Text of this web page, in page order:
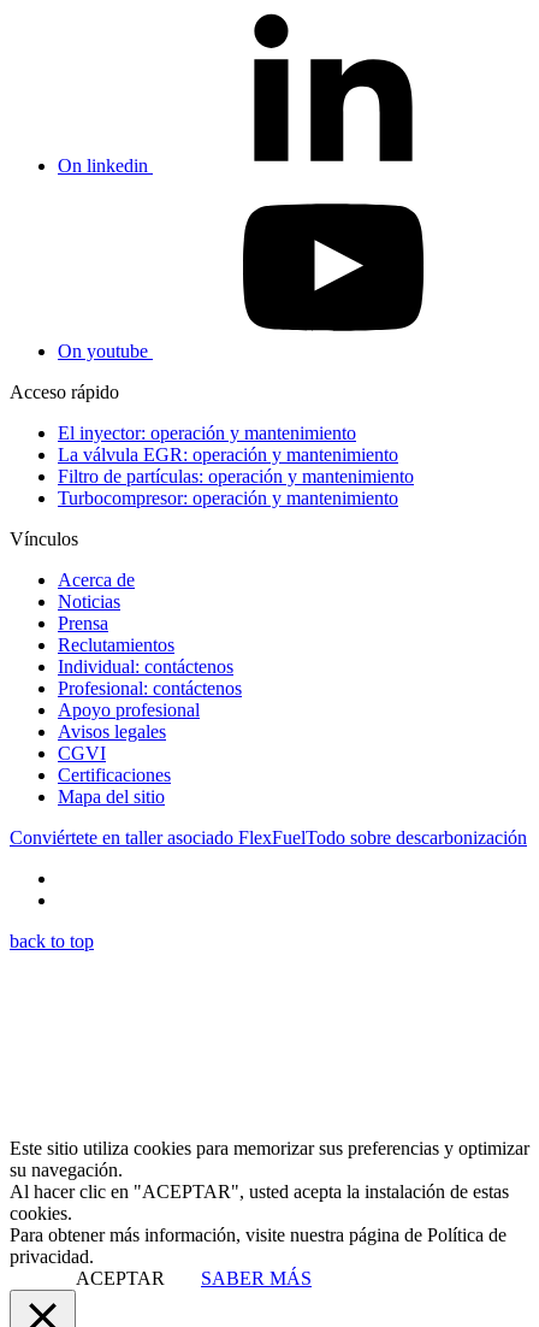
On linkedin
On youtube
Acceso rápido
El inyector: operación y mantenimiento
La válvula EGR: operación y mantenimiento
Filtro de partículas: operación y mantenimiento
Turbocompresor: operación y mantenimiento
Vínculos
Acerca de
Noticias
Prensa
Reclutamientos
Individual: contáctenos
Profesional: contáctenos
Apoyo profesional
Avisos legales
CGVI
Certificaciones
Mapa del sitio
Conviértete en taller asociado FlexFuelTodo sobre descarbonización
back to top
Este sitio utiliza cookies para memorizar sus preferencias y optimizar
su navegación.
Al hacer clic en "ACEPTAR", usted acepta la instalación de estas
cookies.
Para obtener más información, visite nuestra página de Política de
privacidad.
ACEPTAR
SABER MÁS